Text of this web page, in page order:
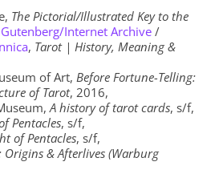
The Pictorial/Illustrated Key to the
Internet Archive /
, Tarot | History, Meaning &
of Art,Before Fortune-Telling:
of Tarot, 2016,
A history of tarot cards, s/f,
Pentacles, s/f,
of Pentacles, s/f,
Origins & Afterlives (Warburg